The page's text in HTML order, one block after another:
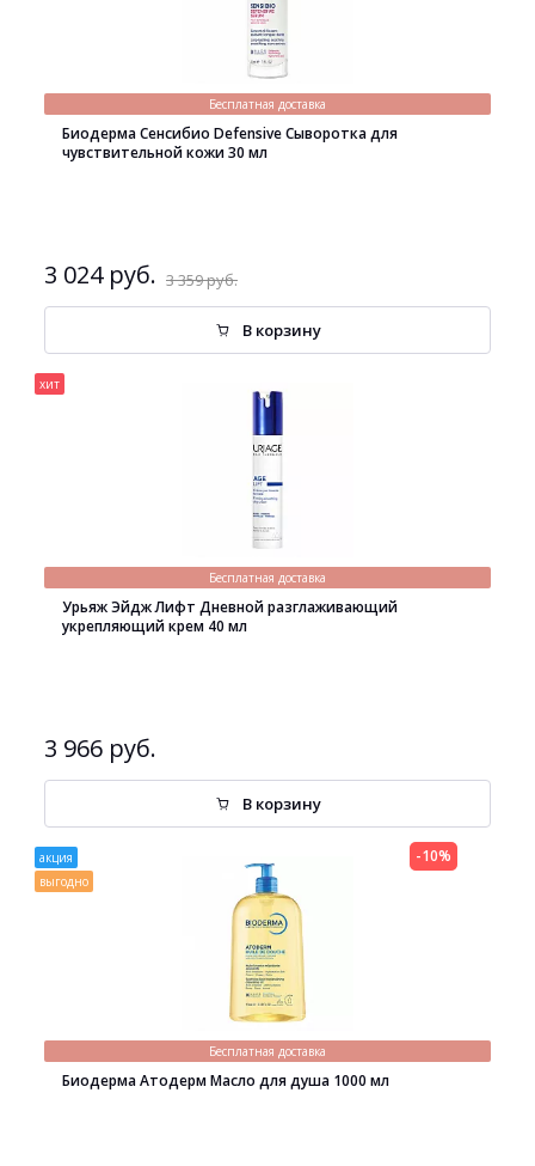
Бесплатная доставка
Биодерма Сенсибио Defensive Сыворотка для
чувствительной кожи 30 мл
3 024 руб. 3 359 руб.
В корзину
хит
Бесплатная доставка
Урьяж Эйдж Лифт Дневной разглаживающий
укрепляющий крем 40 мл
3 966 руб.
В корзину
акция
выгодно
Бесплатная доставка
Биодерма Атодерм Масло для душа 1000 мл
-10%